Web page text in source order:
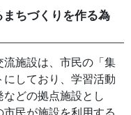
ちづくりを作る為
施設は、市民の「集
しており、学習活動
どの拠点施設とし
民が施設を利用する